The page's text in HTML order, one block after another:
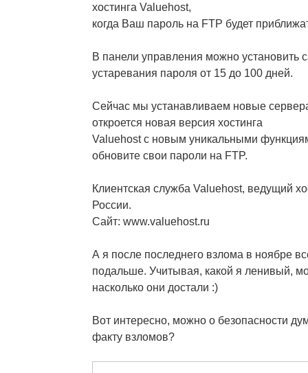
хостинга Valuehost,
когда Ваш пароль на FTP будет
В панели управления можно установить
устаревания пароля от 15 до 100 дней.
Сейчас мы устанавливаем новые
откроется новая версия хостинга
Valuehost с новым уникальными
обновите свои пароли на FTP.
Клиентская служба Valuehost, ведущий
России.
Сайт: www.valuehost.ru
А я после последнего взлома в ноябре
подальше. Учитывая, какой я ленивый,
насколько они достали :)
Вот интересно, можно о безопасноcти
факту взломов?